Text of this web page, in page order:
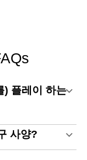
) 플레이 하는
사양?